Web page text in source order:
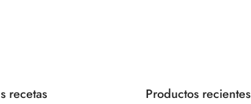
recetas Productos recientes